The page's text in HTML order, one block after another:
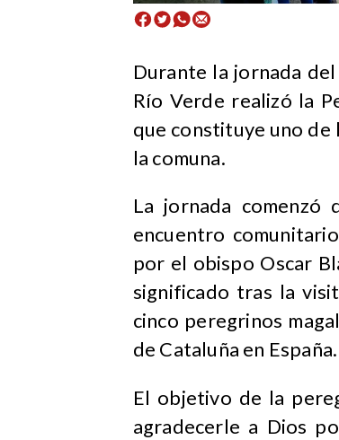
Durante la jornada
Río Verde realizó la
que constituye uno
la comuna.
​La jornada
encuentro
por el obispo Oscar
significado tras la
cinco peregrinos
de Cataluña en España.
El objetivo de la
agradecerle a Dios